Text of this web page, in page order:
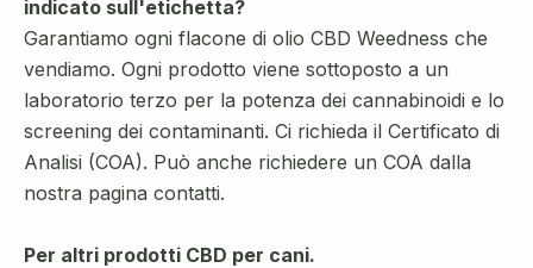
indicato sull'etichetta?
Garantiamo ogni flacone di olio CBD Weedness che
vendiamo. Ogni prodotto viene sottoposto a un
laboratorio terzo per la potenza dei cannabinoidi e lo
screening dei contaminanti. Ci richieda il Certificato di
Analisi (COA). Può anche richiedere un COA dalla
nostra pagina contatti.
Per altri prodotti CBD per cani.